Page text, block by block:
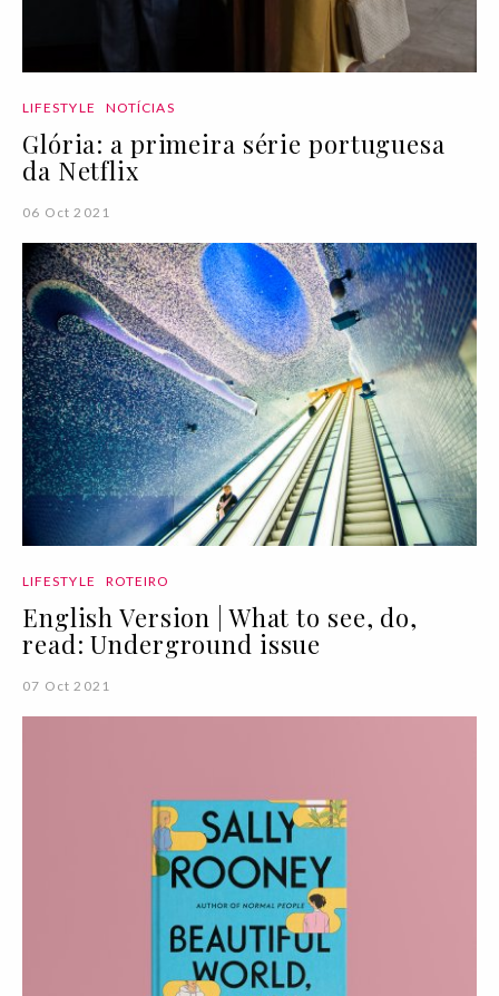
LIFESTYLE NOTÍCIAS
Glória: a primeira série portuguesa
da Netflix
06 Oct 2021
LIFESTYLE ROTEIRO
English Version | What to see, do,
read: Underground issue
07 Oct 2021